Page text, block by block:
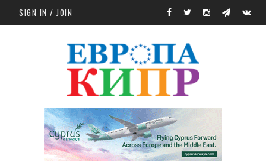
Skip to main content
SIGN IN / JOIN